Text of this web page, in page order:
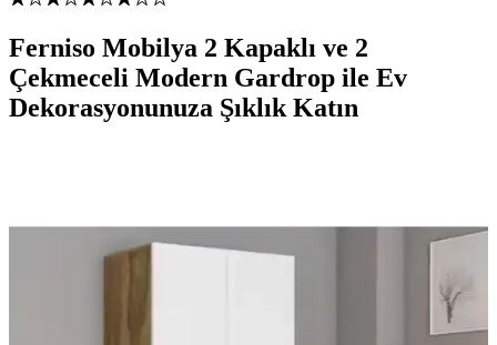
Ferniso Mobilya 2 Kapaklı ve 2
Çekmeceli Modern Gardrop ile Ev
Dekorasyonunuza Şıklık Katın